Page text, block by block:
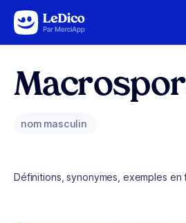
Aller au contenu
nom masculin
Définitions, synonymes, exemples en